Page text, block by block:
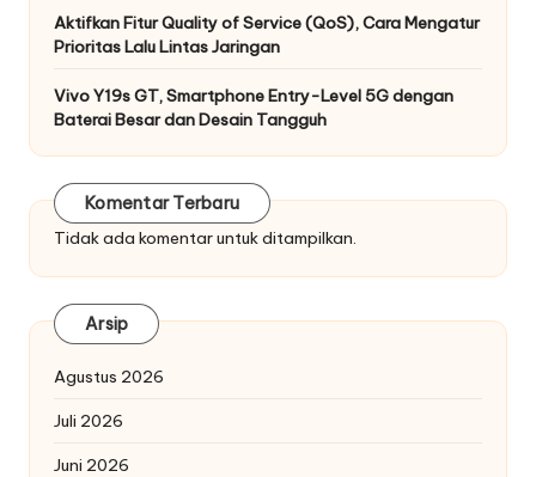
Aktifkan Fitur Quality of Service (QoS), Cara Mengatur
Prioritas Lalu Lintas Jaringan
Vivo Y19s GT, Smartphone Entry-Level 5G dengan
Baterai Besar dan Desain Tangguh
Komentar Terbaru
Tidak ada komentar untuk ditampilkan.
Arsip
Agustus 2026
Juli 2026
Juni 2026